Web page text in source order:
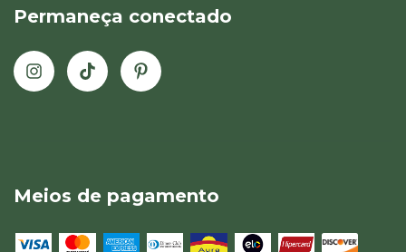
Permaneça conectado
Meios de pagamento